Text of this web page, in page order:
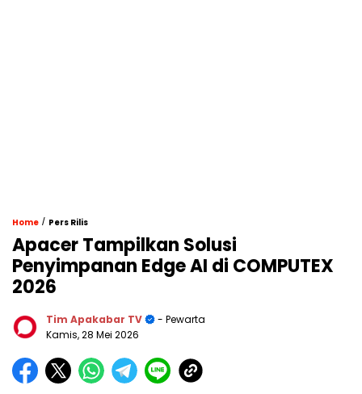
Home / Pers Rilis
Apacer Tampilkan Solusi
Penyimpanan Edge AI di COMPUTEX
2026
Tim Apakabar TV
- Pewarta
Kamis, 28 Mei 2026